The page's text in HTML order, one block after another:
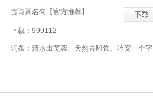
古诗词名句【官方推荐】
下载：999112
词条：清水出芙蓉、天然去雕饰、吟安一个字